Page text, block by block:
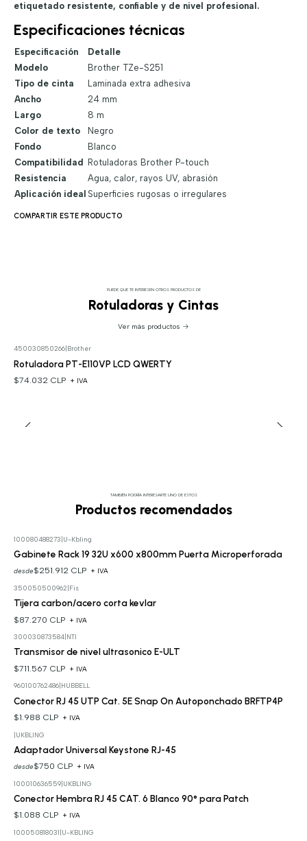
etiquetado resistente, confiable y de nivel profesional.
Especificaciones técnicas
Especificación
Detalle
Modelo
Brother TZe-S251
Tipo de cinta
Laminada extra adhesiva
Ancho
24 mm
Largo
8 m
Color de texto
Negro
Fondo
Blanco
Compatibilidad
Rotuladoras Brother P-touch
Resistencia
Agua, calor, rayos UV, abrasión
Aplicación ideal Superficies rugosas o irregulares
COMPARTIR ESTE PRODUCTO
PUEDE QUE TE INTERESEN OTROS PRODUCTOS DE
Rotuladoras y Cintas
Ver más productos
450030850266| Brother
Rotuladora PT-E110VP LCD QWERTY
$74.032 CLP + IVA
TAMBIÉN PODRÍA INTERESARTE UNO DE ESTOS
Productos recomendados
100080488273 U-Kbling
Gabinete Rack 19 32U x600 x800mm Puerta Microperforada
desde$251.912 CLP + IVA
350050500962 Fis
Tijera carbon/acero corta kevlar
$87.270 CLP + IVA
300030873584| NTI
Transmisor de nivel ultrasonico E-ULT
$711.567 CLP + IVA
960100762486| HUBBELL
Conector RJ 45 UTP Cat. 5E Snap On Autoponchado BRFTP4P
$1.988 CLP + IVA
UKBLING
Adaptador Universal Keystone RJ-45
desde$750 CLP + IVA
100010636559| UKBLING
Conector Hembra RJ 45 CAT. 6 Blanco 90° para Patch
$1.088 CLP + IVA
100050818031 U-KBLING